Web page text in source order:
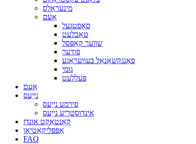
מינעראַלס
אָעם
סאָפטגעל
טאַבלעט
שווער קאַפּסל
פּודער
פאַנגקשאַנאַל בעוועראַגע
גומי
פּעללעט
אָעם
נייַעס
פירמע נייַעס
אינדוסטריע נייַעס
קאָנטאַקט אונדז
אַפּפּליקאַטיאָן
FAQ